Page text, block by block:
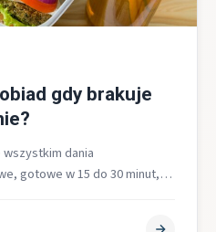
gdy brakuje
dania
gotowe w 15 do 30 minut,